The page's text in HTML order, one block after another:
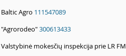
Baltic Agro 111547089
"Agrorodeo"300613433
Valstybinė mokesčių inspekcija prie LR FM